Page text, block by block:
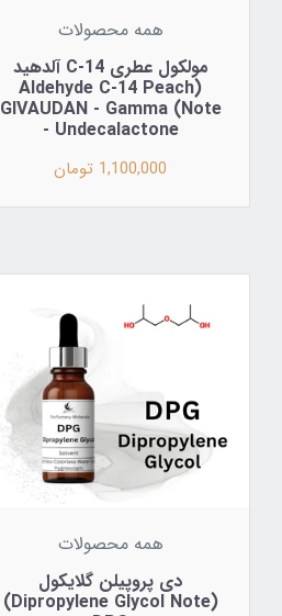
همه محصولات
مولکول عطری C-14 آلدهید
(Aldehyde C-14 Peach
Note) GIVAUDAN - Gamma
Undecalactone -
1,100,000 تومان
همه محصولات
دی پروپیلن گلایکول
(Dipropylene Glycol Note)